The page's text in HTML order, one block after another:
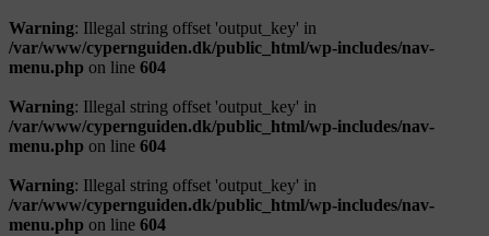
Warning: Illegal string offset 'output_key' in
/var/www/cypernguiden.dk/public_html/wp-includes/nav-
menu.php on line 604
Warning: Illegal string offset 'output_key' in
/var/www/cypernguiden.dk/public_html/wp-includes/nav-
menu.php on line 604
Warning: Illegal string offset 'output_key' in
/var/www/cypernguiden.dk/public_html/wp-includes/nav-
menu.php on line 604